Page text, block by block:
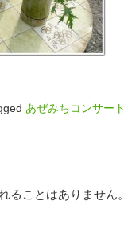
あぜみちコンサート
ることはありません。